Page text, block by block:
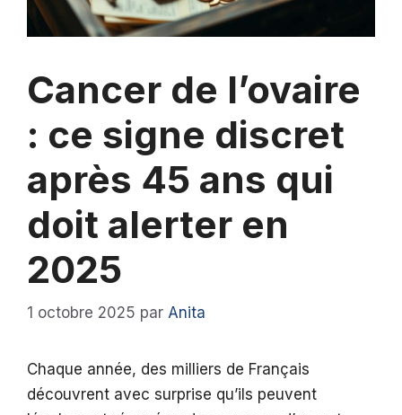
Cancer de l’ovaire
: ce signe discret
après 45 ans qui
doit alerter en
2025
1 octobre 2025 par Anita
Chaque année, des milliers de Français
découvrent avec surprise qu’ils peuvent